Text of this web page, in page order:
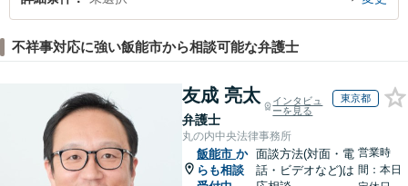
不祥事対応に強い飯能市から相談可能な弁護士
友成 亮太
弁護士
インタビュ
ーを見る
東京都
丸の内中央法律事務所
飯能市 か
らも相談
面談方法(対面・電
話・ビデオなど)は
営業時
間：本日